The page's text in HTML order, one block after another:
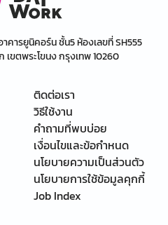
าคารยูนิคอร์น ชั้น5 ห้องเลขที่ SH555
ขตพระโขนง กรุงเทพ 10260
ติดต่อเรา
วิธีใช้งาน
คำถามที่พบบ่อย
เงื่อนไขและข้อกำหนด
นโยบายความเป็นส่วนตัว
นโยบายการใช้ข้อมูลคุกกี้
Job Index